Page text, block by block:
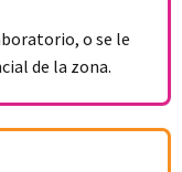
o se le
de la zona.